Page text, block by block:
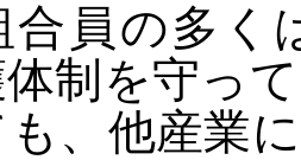
合員の多く
制を守っ
、他産業